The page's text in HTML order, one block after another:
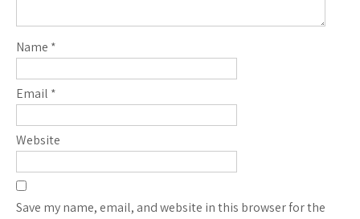
Name *
Email *
Website
Save my name, email, and website in this browser for the